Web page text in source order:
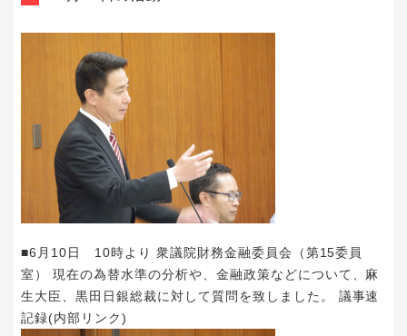
■6月10日 10時より 衆議院財務金融委員会（第15委員
室） 現在の為替水準の分析や、金融政策などについて、麻
生大臣、黒田日銀総裁に対して質問を致しました。 議事速
記録(内部リンク)